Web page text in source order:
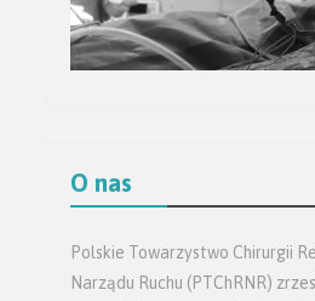
O nas
Polskie Towarzystwo Chirurgii
Narządu Ruchu (PTChRNR)